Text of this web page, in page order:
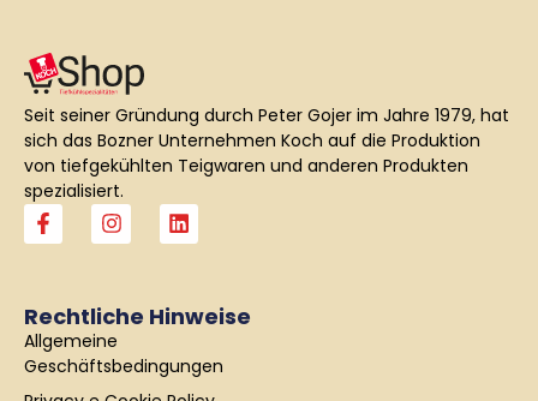
Seit seiner Gründung durch Peter Gojer im Jahre 1979, hat
sich das Bozner Unternehmen Koch auf die Produktion
von tiefgekühlten Teigwaren und anderen Produkten
spezialisiert.
F
a
o
o
k
I
n
g
r
a
L
i
d
n
Rechtliche Hinweise
Allgemeine
Geschäftsbedingungen